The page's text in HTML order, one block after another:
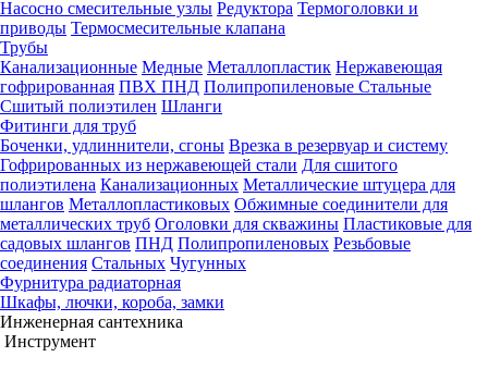
Насосно смесительные узлы Редуктора Термоголовки и
приводы Термосмесительные клапана
Трубы
Канализационные Медные Металлопластик Нержавеющая
гофрированная ПВХ ПНД Полипропиленовые Стальные
Сшитый полиэтилен Шланги
Фитинги для труб
Боченки, удлиннители, сгоны Врезка в резервуар и систему
Гофрированных из нержавеющей стали Для сшитого
полиэтилена Канализационных Металлические штуцера для
шлангов Металлопластиковых Обжимные соединители для
металлических труб Оголовки для скважины Пластиковые для
садовых шлангов ПНД Полипропиленовых Резьбовые
соединения Стальных Чугунных
Фурнитура радиаторная
Шкафы, лючки, короба, замки
Инженерная сантехника
Инструмент